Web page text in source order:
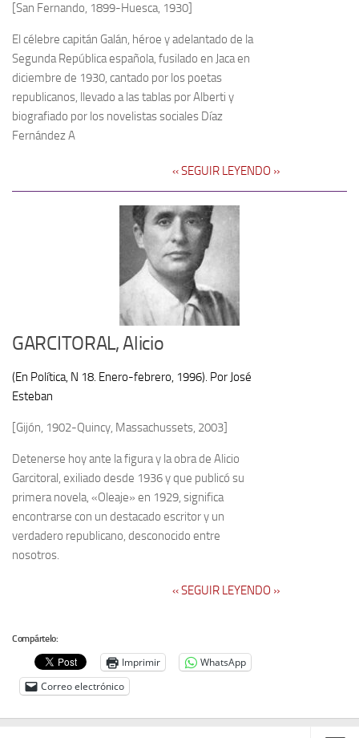
[San Fernando, 1899-Huesca, 1930]
El célebre capitán Galán, héroe y adelantado de la
Segunda República española, fusilado en Jaca en
diciembre de 1930, cantado por los poetas
republicanos, llevado a las tablas por Alberti y
biografiado por los novelistas sociales Díaz
Fernández A
‹‹ SEGUIR LEYENDO ››
GARCITORAL, Alicio
(En Política, N 18. Enero-febrero, 1996). Por José
Esteban
[Gijón, 1902-Quincy, Massachussets, 2003]
Detenerse hoy ante la figura y la obra de Alicio
Garcitoral, exiliado desde 1936 y que pu­blicó su
primera novela, «Ole­aje» en 1929, significa
encontrarse con un destacado escritor y un
verdadero re­publicano, desconocido entre
nosotros.
‹‹ SEGUIR LEYENDO ››
Compártelo:
Imprimir
WhatsApp
Correo electrónico